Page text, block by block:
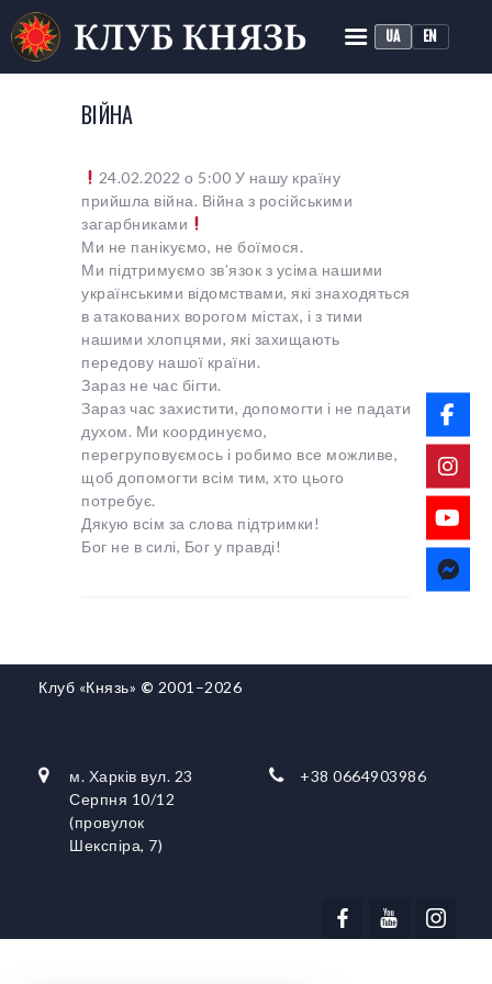
UA EN
КЛУБ ІСТОРИЧНОЇ
РЕКОНСТРУКЦІЇ «КНЯЗЬ»
ГОЛОВНА
ПРО КЛУБ
ТРЕНУВАННЯ
НОВИНИ
МЕДІА
ВІЙНА
24.02.2022 о 5:00 У нашу країну
прийшла війна. Війна з російськими
загарбниками
Ми не панікуємо, не боїмося.
Ми підтримуємо зв’язок з усіма нашими
українськими відомствами, які знаходяться
в атакованих ворогом містах, і з тими
нашими хлопцями, які захищають
передову нашої країни.
Зараз не час бігти.
Зараз час захистити, допомогти і не падати
духом. Ми координуємо,
перегруповуємось і робимо все можливе,
щоб допомогти всім тим, хто цього
потребує.
Дякую всім за слова підтримки!
Бог не в силі, Бог у правді!
Клуб «Князь» © 2001–2026
м. Харків вул. 23
Серпня 10/12
(провулок
Шекспіра, 7)
+38 0664903986